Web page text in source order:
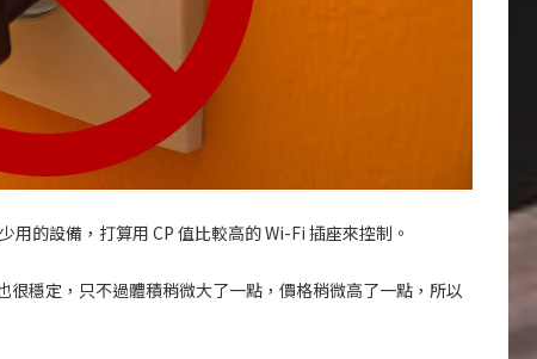
的設備，打算用 CP 值比較高的 Wi-Fi 插座來控制。
很穩定，只不過體積稍微大了一點，價格稍微高了一點，所以